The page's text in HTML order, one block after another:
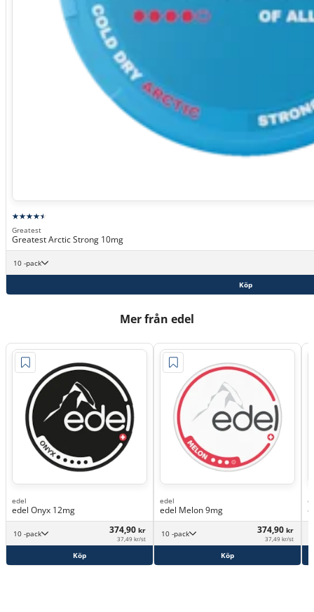
Greatest
Greatest Arctic Strong 10mg
10 -pack
Köp
Mer från edel
edel
edel Onyx 12mg
10 -pack 374,90 kr
37,49 kr/st
Köp
edel
edel Melon 9mg
10 -pack 374,90 kr
37,49 kr/st
Köp